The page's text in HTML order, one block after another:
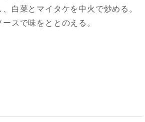
白菜とマイタケを中火で炒める。
スで味をととのえる。